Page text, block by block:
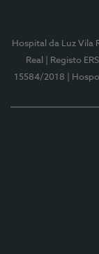
Hospital da Luz Vila
Real
| Registo
15584/2018
|